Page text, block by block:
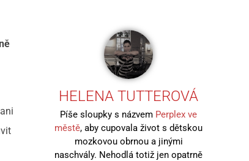
HELENA TUTTEROVÁ
Píše sloupky s názvem Perplex ve
městě, aby cupovala život s dětskou
mozkovou obrnou a jinými
naschvály. Nehodlá totiž jen opatrně